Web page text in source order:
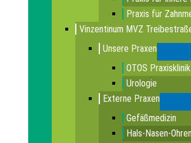
Praxis für
Vinzentinum MVZ
Unsere Praxen
OTOS
Urologie
Externe Praxen
Gefäßmedizin
Hals-Nasen-